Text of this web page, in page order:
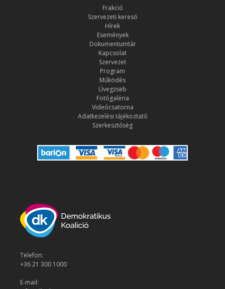
Frakció
Szervezeti kereső
Hírek
Események
Dokumentumtár
Kapcsolat
Szervezet
Program
Működés
Üvegzseb
Fotógaléria
Videócsatorna
Adatkezelési tájékoztató
Szerkesztőség
Telefon:
+36 21 300 1000
E-mail: